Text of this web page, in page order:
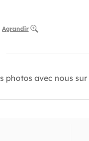
Agrandir
photos avec nous sur